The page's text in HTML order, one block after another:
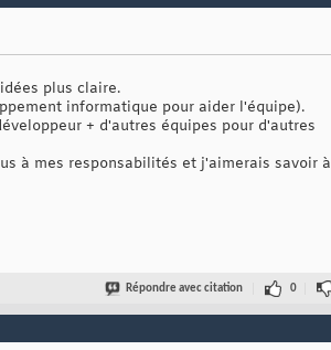
plus claire.
informatique pour aider l'équipe).
+ d'autres équipes pour d'autres
à mes responsabilités et j'aimerais savoir à
Répondre avec citation 0